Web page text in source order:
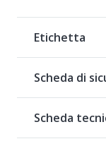
Etichetta
Scheda di
Scheda